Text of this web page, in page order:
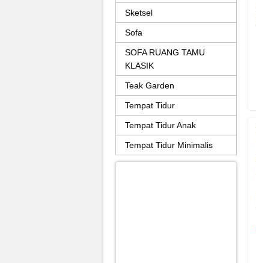
Sketsel
Sofa
SOFA RUANG TAMU
KLASIK
Teak Garden
Tempat Tidur
Tempat Tidur Anak
Tempat Tidur Minimalis